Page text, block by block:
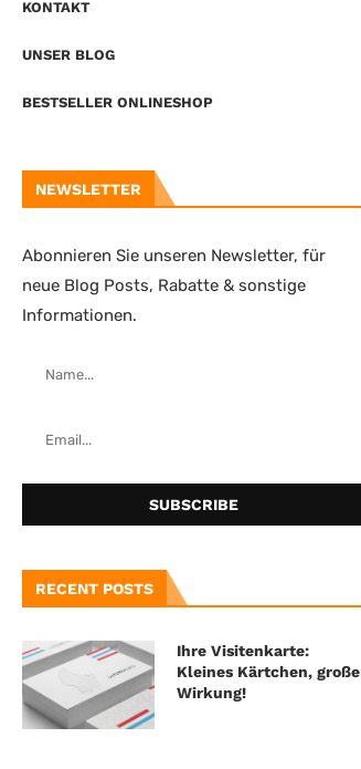
KONTAKT
UNSER BLOG
BESTSELLER ONLINESHOP
NEWSLETTER
Abonnieren Sie unseren Newsletter, für
neue Blog Posts, Rabatte & sonstige
Informationen.
RECENT POSTS
Ihre Visitenkarte:
Kleines Kärtchen, große
Wirkung!